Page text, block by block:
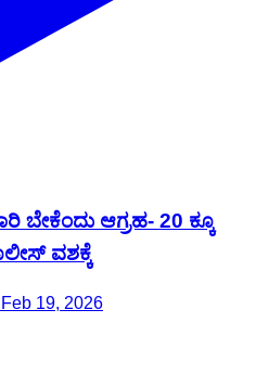
ಬೇಕೆಂದು ಆಗ್ರಹ- 20 ಕ್ಕೂ
ವಶಕ್ಕೆ
19, 2026